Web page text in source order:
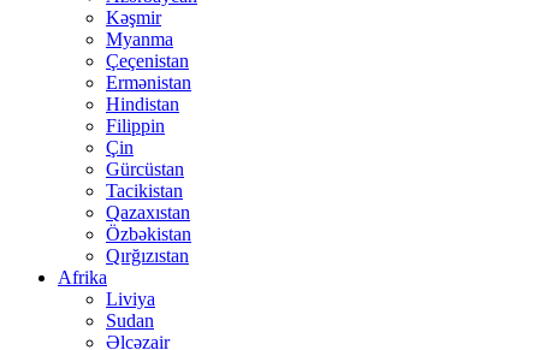
Kəşmir
Myanma
Çeçenistan
Ermənistan
Hindistan
Filippin
Çin
Gürcüstan
Tacikistan
Qazaxıstan
Özbəkistan
Qırğızıstan
Afrika
Liviya
Sudan
Əlcəzair